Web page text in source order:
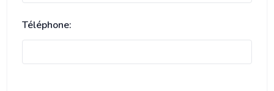
Téléphone: